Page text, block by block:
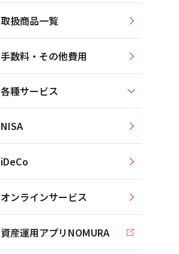
取扱商品一覧
手数料・その他費用
各種サービス
NISA
iDeCo
オンラインサービス
資産運用アプリNOMURA